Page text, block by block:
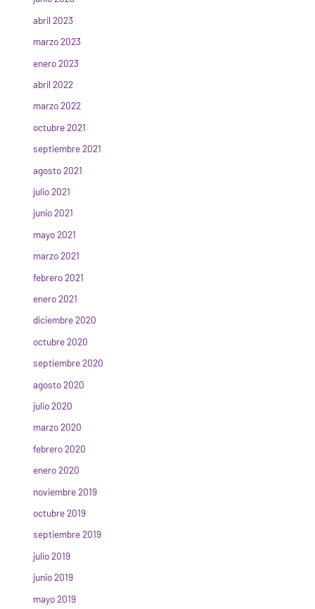
abril 2023
marzo 2023
enero 2023
abril 2022
marzo 2022
octubre 2021
septiembre 2021
agosto 2021
julio 2021
junio 2021
mayo 2021
marzo 2021
febrero 2021
enero 2021
diciembre 2020
octubre 2020
septiembre 2020
agosto 2020
julio 2020
marzo 2020
febrero 2020
enero 2020
noviembre 2019
octubre 2019
septiembre 2019
julio 2019
junio 2019
mayo 2019